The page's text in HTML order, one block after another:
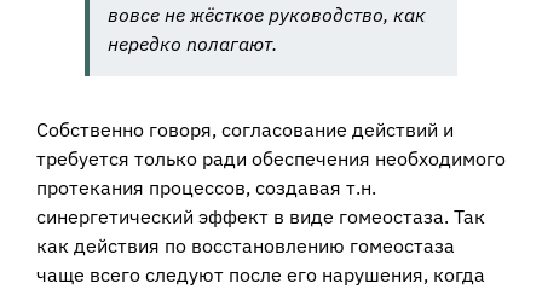
вовсе не жёсткое руководство, как
нередко полагают.
Собственно говоря, согласование действий и
требуется только ради обеспечения необходимого
протекания процессов, создавая т.н.
синергетический эффект в виде гомеостаза. Так
как действия по восстановлению гомеостаза
чаще всего следуют после его нарушения, когда